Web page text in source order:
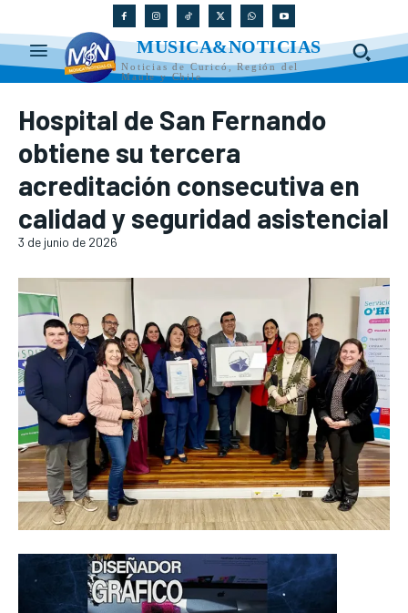
MUSICA&NOTICIAS
Noticias de Curicó, Región del
Maule y Chile
Hospital de San Fernando
obtiene su tercera
acreditación consecutiva en
calidad y seguridad asistencial
3 de junio de 2026